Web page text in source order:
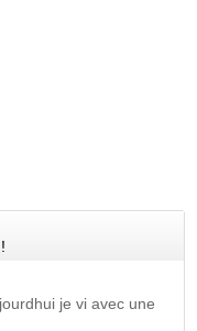
je vi avec une